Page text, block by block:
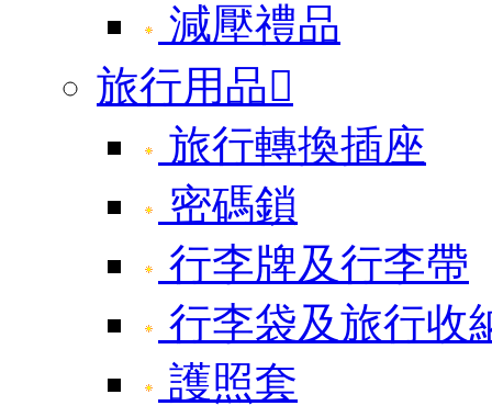
減壓禮品
旅行用品
旅行轉換插座
密碼鎖
行李牌及行李帶
行李袋及旅行收
護照套